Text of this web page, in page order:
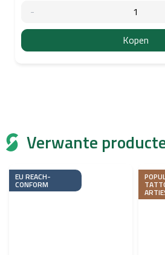
Verwante
EU REACH-
CONFORM
Kopen